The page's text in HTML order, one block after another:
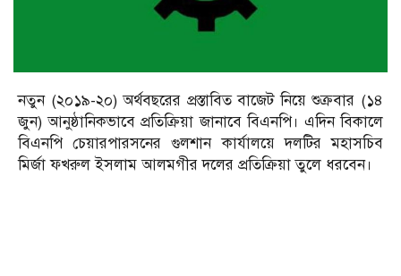
নতুন (২০১৯-২০) অর্থবছরের প্রস্তাবিত বাজেট নিয়ে শুক্রবার (১৪
জুন) আনুষ্ঠানিকভাবে প্রতিক্রিয়া জানাবে বিএনপি। এদিন বিকালে
বিএনপি চেয়ারপারসনের গুলশান কার্যালয়ে দলটির মহাসচিব
মির্জা ফখরুল ইসলাম আলমগীর দলের প্রতিক্রিয়া তুলে ধরবেন।